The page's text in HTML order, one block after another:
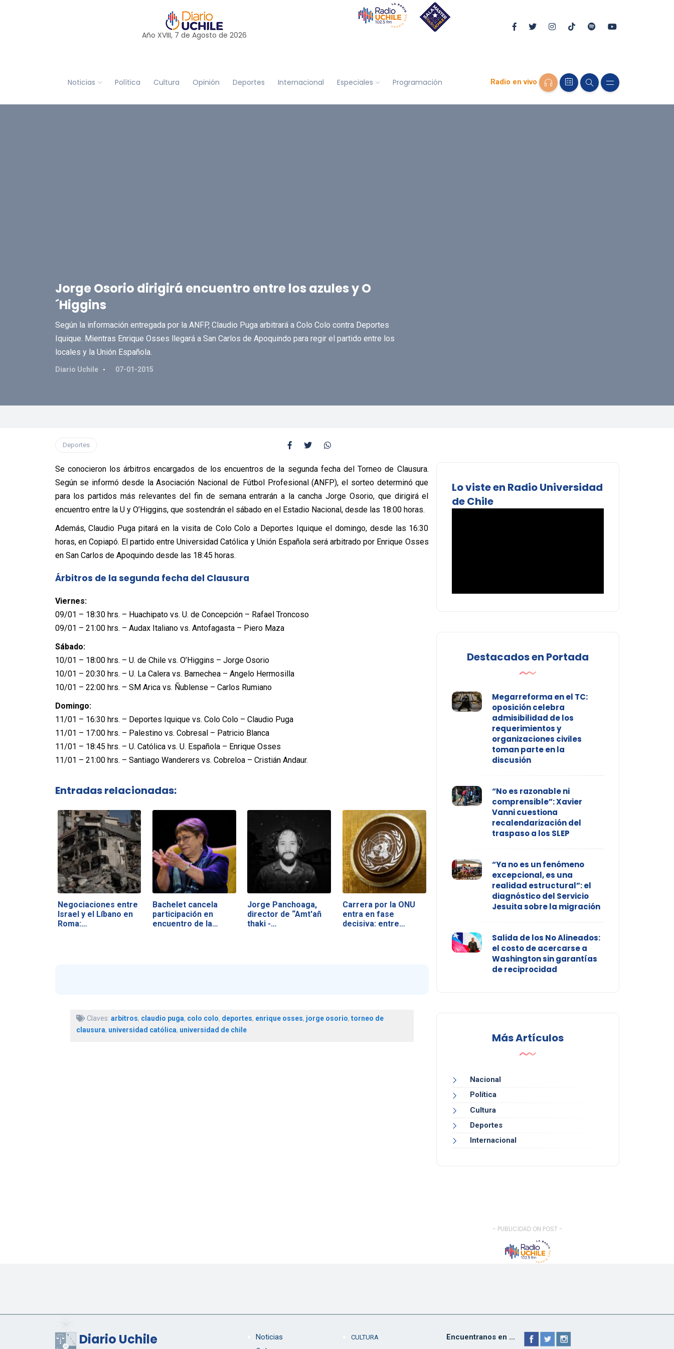
Año XVIII, 7 de Agosto de 2026
Noticias Política Cultura Opinión Deportes Internacional Especiales Programación Radio en vivo
Jorge Osorio dirigirá encuentro entre los azules y O
´Higgins
Según la información entregada por la ANFP, Claudio Puga arbitrará a Colo Colo contra Deportes
Iquique. Mientras Enrique Osses llegará a San Carlos de Apoquindo para regir el partido entre los
locales y la Unión Española.
Diario Uchile 07-01-2015
Deportes
Se conocieron los árbitros encargados de los encuentros de la segunda fecha del Torneo de Clausura.
Según se informó desde la Asociación Nacional de Fútbol Profesional (ANFP), el sorteo determinó que
para los partidos más relevantes del fin de semana entrarán a la cancha Jorge Osorio, que dirigirá el
encuentro entre la U y O’Higgins, que sostendrán el sábado en el Estadio Nacional, desde las 18:00 horas.
Además, Claudio Puga pitará en la visita de Colo Colo a Deportes Iquique el domingo, desde las 16:30
horas, en Copiapó. El partido entre Universidad Católica y Unión Española será arbitrado por Enrique Osses
en San Carlos de Apoquindo desde las 18:45 horas.
Árbitros de la segunda fecha del Clausura
Viernes:
09/01 – 18:30 hrs. – Huachipato vs. U. de Concepción – Rafael Troncoso
09/01 – 21:00 hrs. – Audax Italiano vs. Antofagasta – Piero Maza
Sábado:
10/01 – 18:00 hrs. – U. de Chile vs. O’Higgins – Jorge Osorio
10/01 – 20:30 hrs. – U. La Calera vs. Barnechea – Angelo Hermosilla
10/01 – 22:00 hrs. – SM Arica vs. Ñublense – Carlos Rumiano
Domingo:
11/01 – 16:30 hrs. – Deportes Iquique vs. Colo Colo – Claudio Puga
11/01 – 17:00 hrs. – Palestino vs. Cobresal – Patricio Blanca
11/01 – 18:45 hrs. – U. Católica vs. U. Española – Enrique Osses
11/01 – 21:00 hrs. – Santiago Wanderers vs. Cobreloa – Cristián Andaur.
Entradas relacionadas:
Negociaciones entre
Israel y el Líbano en
Roma:…
Bachelet cancela
participación en
encuentro de la…
Jorge Panchoaga,
director de “Amt'añ
thaki -…
Carrera por la ONU
entra en fase
decisiva: entre…
Claves: arbitros, claudio puga, colo colo, deportes, enrique osses, jorge osorio, torneo de
clausura, universidad católica, universidad de chile
Lo viste en Radio Universidad
de Chile
Destacados en Portada
Megarreforma en el TC:
oposición celebra
admisibilidad de los
requerimientos y
organizaciones civiles
toman parte en la
discusión
“No es razonable ni
comprensible”: Xavier
Vanni cuestiona
recalendarización del
traspaso a los SLEP
“Ya no es un fenómeno
excepcional, es una
realidad estructural”: el
diagnóstico del Servicio
Jesuita sobre la migración
Salida de los No Alineados:
el costo de acercarse a
Washington sin garantías
de reciprocidad
Más Artículos
Nacional
Política
Cultura
Deportes
Internacional
- PUBLICIDAD ON POST -
Diario Uchile
Noticias
CULTURA
Encuentranos en ...